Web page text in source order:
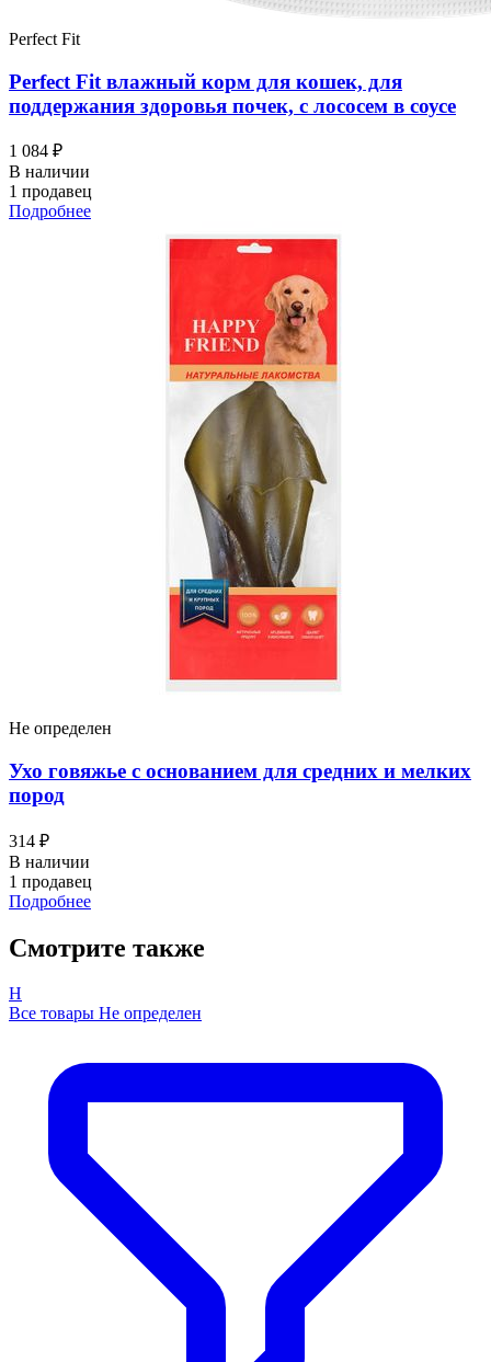
Perfect Fit
Perfect Fit влажный корм для кошек, для
поддержания здоровья почек, с лососем в соусе
1 084 ₽
В наличии
1 продавец
Подробнее
Не определен
Ухо говяжье с основанием для средних и мелких
пород
314 ₽
В наличии
1 продавец
Подробнее
Смотрите также
Н
Все товары Не определен